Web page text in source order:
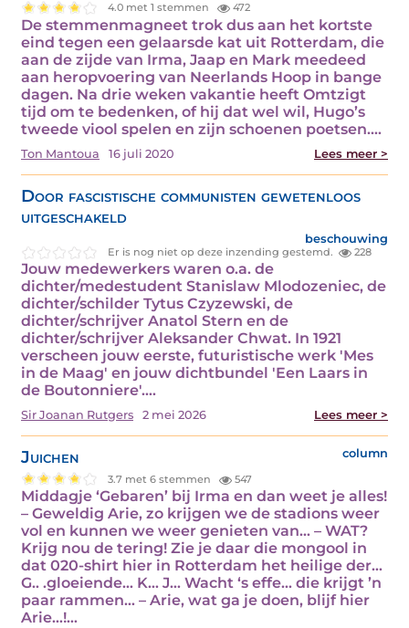
4.0 met 1 stemmen 472
De stemmenmagneet trok dus aan het kortste
eind tegen een gelaarsde kat uit Rotterdam, die
aan de zijde van Irma, Jaap en Mark meedeed
aan heropvoering van Neerlands Hoop in bange
dagen. Na drie weken vakantie heeft Omtzigt
tijd om te bedenken, of hij dat wel wil, Hugo’s
tweede viool spelen en zijn schoenen poetsen.…
Ton Mantoua 16 juli 2020 Lees meer >
Door fascistische communisten gewetenloos
uitgeschakeld
beschouwing
Er is nog niet op deze inzending gestemd. 228
Jouw medewerkers waren o.a. de
dichter/medestudent Stanislaw Mlodozeniec, de
dichter/schilder Tytus Czyzewski, de
dichter/schrijver Anatol Stern en de
dichter/schrijver Aleksander Chwat. In 1921
verscheen jouw eerste, futuristische werk 'Mes
in de Maag' en jouw dichtbundel 'Een Laars in
de Boutonniere'.…
Sir Joanan Rutgers 2 mei 2026 Lees meer >
Juichen column
3.7 met 6 stemmen 547
Middagje ‘Gebaren’ bij Irma en dan weet je alles!
– Geweldig Arie, zo krijgen we de stadions weer
vol en kunnen we weer genieten van… – WAT?
Krijg nou de tering! Zie je daar die mongool in
dat 020-shirt hier in Rotterdam het heilige der…
G.. .gloeiende… K… J… Wacht ‘s effe… die krijgt ’n
paar rammen… – Arie, wat ga je doen, blijf hier
Arie…!…